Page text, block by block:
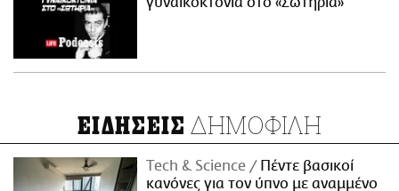
ΕΙΔΗΣΕΙΣ ΔΗΜΟΦΙΛΗ
Τech & Science
Πέντε βασικοί
κανόνες για τον ύπνο με αναμμένο